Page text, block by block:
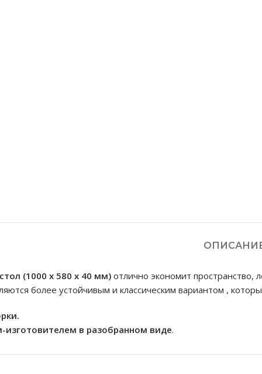
(1000 х 580 x 40 мм) отлично экономит пространство,
более устойчивым и классическим вариантом ,
изготовителем в разобранном виде.